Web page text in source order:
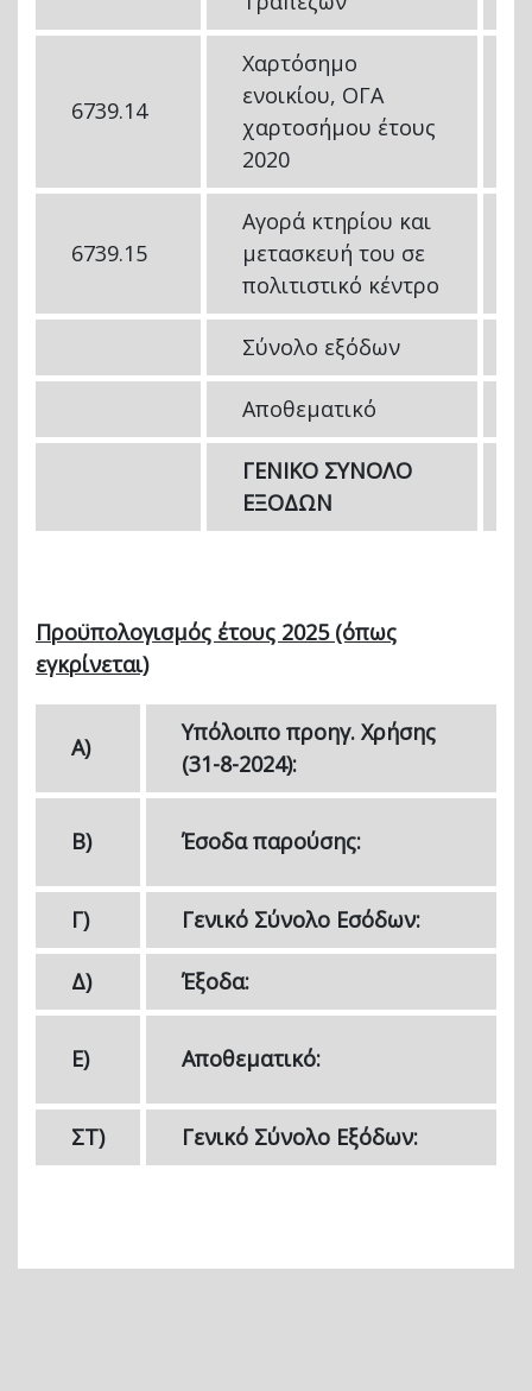
6739.14
Χαρτόσημο
ενοικίου, ΟΓΑ
χαρτοσήμου έτους
2020
6739.15
Αγορά κτηρίου και
μετασκευή του σε
πολιτιστικό κέντρο
Σύνολο εξόδων
Αποθεματικό
ΓΕΝΙΚΟ ΣΥΝΟΛΟ
ΕΞΟΔΩΝ
Προϋπολογισμός έτους 2025 (όπως
εγκρίνεται)
Α)
Υπόλοιπο προηγ. Χρήσης
(31-8-2024):
Β) Έσοδα παρούσης:
Γ) Γενικό Σύνολο Εσόδων:
Δ) Έξοδα:
Ε) Αποθεματικό:
ΣΤ) Γενικό Σύνολο Εξόδων: